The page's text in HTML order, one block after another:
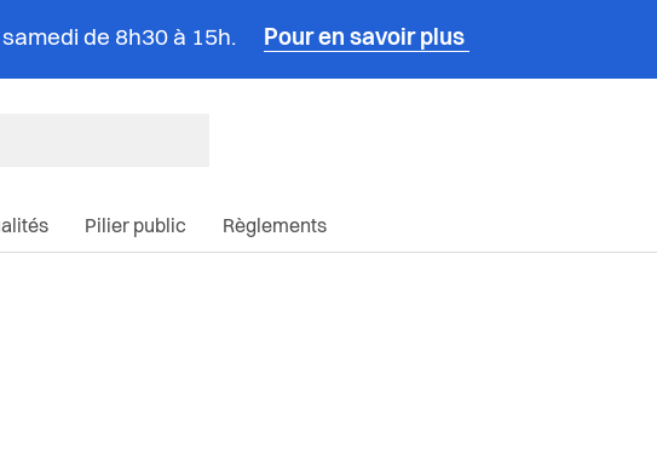
de 8h30 à 15h. Pour en savoir plus
Pilier public Règlements